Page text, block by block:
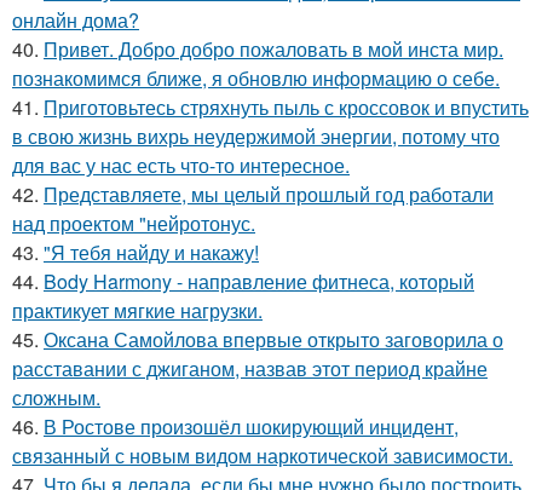
онлайн дома?
40. Привет. Добро добро пожаловать в мой инста мир.
познакомимся ближе, я обновлю информацию о себе.
41. Приготовьтесь стряхнуть пыль с кроссовок и впустить
в свою жизнь вихрь неудержимой энергии, потому что
для вас у нас есть что-то интересное.
42. Представляете, мы целый прошлый год работали
над проектом "нейротонус.
43. "Я тебя найду и накажу!
44. Body Harmony - направление фитнеса, который
практикует мягкие нагрузки.
45. Оксана Самойлова впервые открыто заговорила о
расставании с джиганом, назвав этот период крайне
сложным.
46. В Ростове произошёл шокирующий инцидент,
связанный с новым видом наркотической зависимости.